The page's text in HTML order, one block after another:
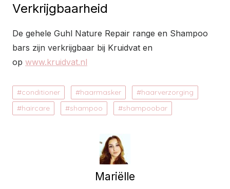
Verkrijgbaarheid
De gehele Guhl Nature Repair range en Shampoo
bars zijn verkrijgbaar bij Kruidvat en
op www.kruidvat.nl
conditioner haarmasker
haarverzorging
haircare
shampoo shampoobar
Mariëlle